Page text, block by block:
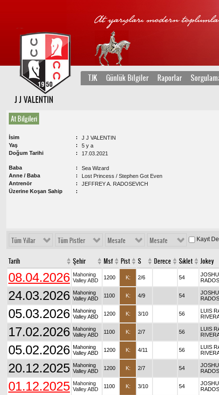
TJK Günlük Bilgiler Raporlar
J J VALENTIN
At Bilgileri
İsim
J J VALENTIN
Yaş
5 y a
Doğum Tarihi
17.03.2021
Baba
Sea Wizard
Anne / Baba
Lost Princess / Stephen Got Even
Antrenör
JEFFREY A. RADOSEVICH
Üzerine Koşan Sahip
Tüm Yıllar Tüm Pistler Mesafe Mesafe Kayıt
Tarih Şehir Msf Pist S Derece Sıklet Jokey
08.04.2026 Mahoning
Valley ABD
1200 K: 2/6 54
24.03.2026 Mahoning
Valley ABD
1100 K: 4/9 54
05.03.2026 Mahoning
Valley ABD
1200 K: 3/10 56
LUIS
17.02.2026 Mahoning
Valley ABD
1100 K: 2/7 56
LUIS
05.02.2026 Mahoning
Valley ABD
1200 K: 4/11 56
LUIS
20.12.2025 Mahoning
Valley ABD
1200 K: 2/7 54
01.12.2025 Mahoning
Valley ABD
1100 K: 3/10 54